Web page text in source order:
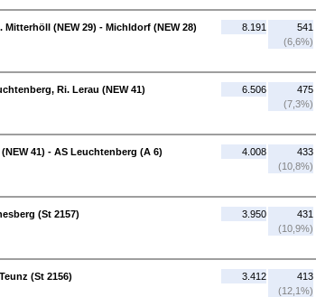
(NEW 29) - Michldorf (NEW 28)
8.191
541
(6,6%)
Ri. Lerau (NEW 41)
6.506
475
(7,3%)
41) - AS Leuchtenberg (A 6)
4.008
433
(10,8%)
(St 2157)
3.950
431
(10,9%)
(St 2156)
3.412
413
(12,1%)